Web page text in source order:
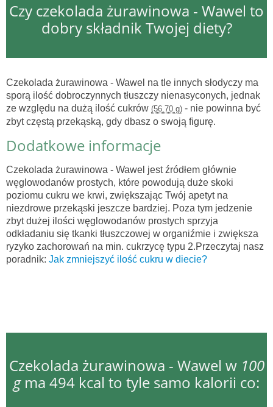
Czy czekolada żurawinowa - Wawel to
dobry składnik Twojej diety?
Czekolada żurawinowa - Wawel na tle innych słodyczy ma
sporą ilość dobroczynnych tłuszczy nienasyconych, jednak
ze względu na dużą ilość cukrów (56.70 g) - nie powinna być
zbyt częstą przekąską, gdy dbasz o swoją figurę.
Dodatkowe informacje
Czekolada żurawinowa - Wawel jest źródłem głównie
węglowodanów prostych, które powodują duże skoki
poziomu cukru we krwi, zwiększając Twój apetyt na
niezdrowe przekąski jeszcze bardziej. Poza tym jedzenie
zbyt dużej ilości węglowodanów prostych sprzyja
odkładaniu się tkanki tłuszczowej w organiźmie i zwiększa
ryzyko zachorowań na min. cukrzycę typu 2.Przeczytaj nasz
poradnik: Jak zmniejszyć ilość cukru w diecie?
Czekolada żurawinowa - Wawel w 100
gma 494 kcal to tyle samo kalorii co: